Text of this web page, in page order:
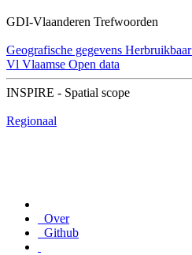
GDI-Vlaanderen Trefwoorden
Geografische gegevens Herbruikbaar
Vl Vlaamse Open data
INSPIRE - Spatial scope
Regionaal
Over
Github